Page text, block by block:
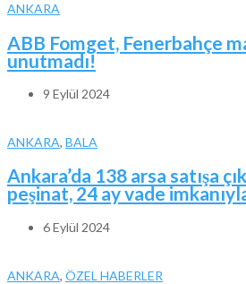
ANKARA
ABB Fomget, Fenerbahçe
unutmadı!
9 Eylül 2024
ANKARA, BALA
Ankara’da 138 arsa satışa
peşinat, 24 ay vade
6 Eylül 2024
ANKARA, ÖZEL HABERLER